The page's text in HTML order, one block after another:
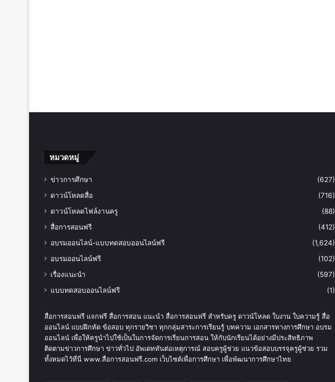
หมวดหมู่
ข่าวการศึกษา
(627)
ดาวน์โหลดสื่อ
(716)
ดาวน์โหลดไฟล์งานครู
(88)
สื่อการสอนฟรี
(412)
อบรมออนไลน์-แบบทดสอบออนไลน์ฟรี
(1,624)
อบรมออนไลน์ฟรี
(102)
เรื่องแนะนำ
(597)
แบบทดสอบออนไลน์ฟรี
(1)
สื่อการสอนฟรี แจกฟรี สื่อการสอน แนะนำ สื่อการสอนฟรี สำหรับครู ดาวน์โหลด ใบงาน ใบความรู้ สื่อ
ออนไลน์ แบบฝึกหัด ข้อสอบ ทุกรายวิชา ทุกกลุ่มสาระการเรียนรู้ บทความ เอกสารทางการศึกษา อบรม
ออนไลน์ เพื่อให้ครูนำไปใช้เป็นในการจัดการเรียนการสอน ให้กับนักเรียนได้อย่างมีประสิทธิภาพ
ติดตามข่าวการศึกษา ข่าวทั่วไป อัพเดททันต่อเหตุการณ์ สอบครูผู้ช่วย แนวข้อสอบบรรจุครูผู้ช่วย รวม
ทั้งหมดไว้ที่นี่ www.สื่อการสอนฟรี.com เว็บไซต์เพื่อการศึกษา เพื่อพัฒนาการศึกษาไทย